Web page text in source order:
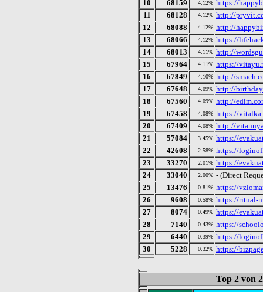
10
68159 4.12% https://
11
68128 4.12% http://
12
68088 4.12% http://
13
68066 4.12% https://
14
68013 4.11% http://
15
67964 4.11% https://
16
67849 4.10% http://
17
67648 4.09% http://
18
67560 4.09% http://
19
67458 4.08% https://
20
67409 4.08% http://
21
57084 3.45% https://
22
42608 2.58% https://
23
33270 2.01% https://
24
33040 2.00% - (Direct
25
13476 0.81% https://
26
9608 0.58% https://ritual-
27
8074 0.49% https://
28
7140 0.43% https://
29
6440 0.39% https://
30
5228 0.32% https://
Top 2 von